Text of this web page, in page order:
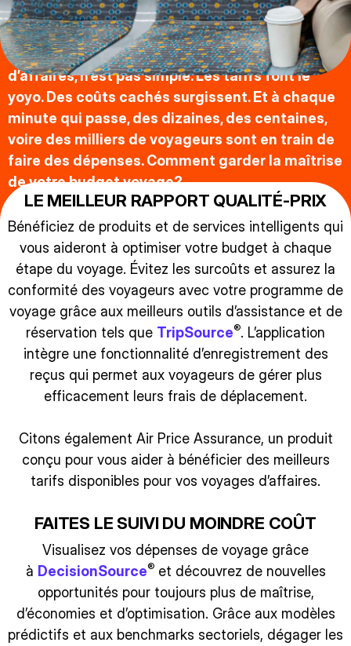
Le volet achats, dans le secteur du voyage
d’affaires, n’est pas simple. Les tarifs font le
yoyo. Des coûts cachés surgissent. Et à chaque
minute qui passe, des dizaines, des centaines,
voire des milliers de voyageurs sont en train de
faire des dépenses. Comment garder la maîtrise
de votre budget voyage?
LE MEILLEUR RAPPORT QUALITÉ-PRIX
Bénéficiez de produits et de services intelligents qui
vous aideront à optimiser votre budget à chaque
étape du voyage. Évitez les surcoûts et assurez la
conformité des voyageurs avec votre programme de
voyage grâce aux meilleurs outils d’assistance et de
réservation tels que TripSource®. L’application
intègre une fonctionnalité d’enregistrement des
reçus qui permet aux voyageurs de gérer plus
efficacement leurs frais de déplacement.
Citons également Air Price Assurance, un produit
conçu pour vous aider à bénéficier des meilleurs
tarifs disponibles pour vos voyages d’affaires.
FAITES LE SUIVI DU MOINDRE COÛT
Visualisez vos dépenses de voyage grâce
à DecisionSource®et découvrez de nouvelles
opportunités pour toujours plus de maîtrise,
d’économies et d’optimisation. Grâce aux modèles
prédictifs et aux benchmarks sectoriels, dégager les